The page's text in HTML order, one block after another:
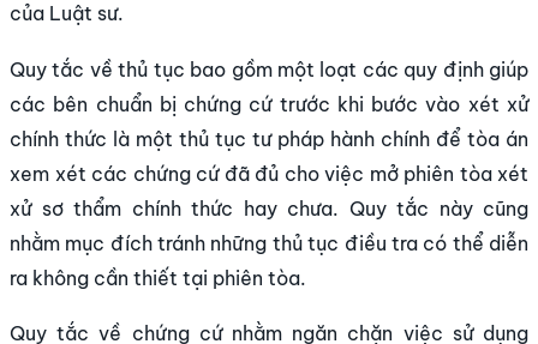
của Luật sư.
Quy tắc về thủ tục bao gồm một loạt các quy định giúp
các bên chuẩn bị chứng cứ trước khi bước vào xét xử
chính thức là một thủ tục tư pháp hành chính để tòa án
xem xét các chứng cứ đã đủ cho việc mở phiên tòa xét
xử sơ thẩm chính thức hay chưa. Quy tắc này cũng
nhằm mục đích tránh những thủ tục điều tra có thể diễn
ra không cần thiết tại phiên tòa.
Quy tắc về chứng cứ nhằm ngăn chặn việc sử dụng